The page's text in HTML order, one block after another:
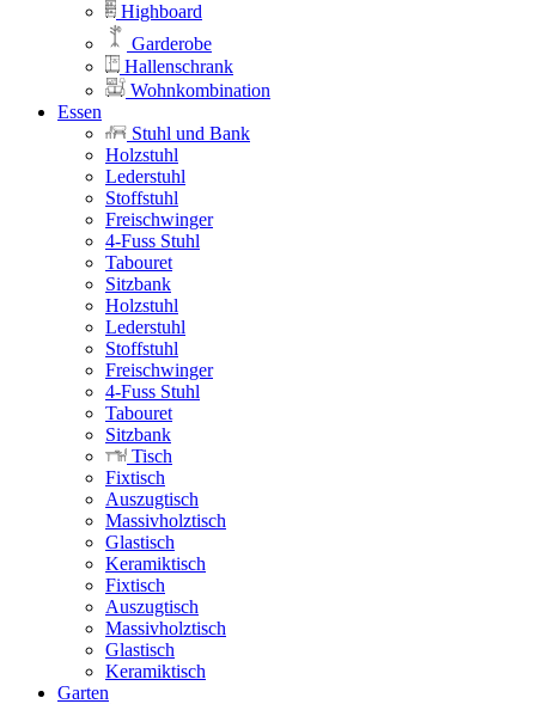
Highboard
Garderobe
Hallenschrank
Wohnkombination
Essen
Stuhl und Bank
Holzstuhl
Lederstuhl
Stoffstuhl
Freischwinger
4-Fuss Stuhl
Tabouret
Sitzbank
Holzstuhl
Lederstuhl
Stoffstuhl
Freischwinger
4-Fuss Stuhl
Tabouret
Sitzbank
Tisch
Fixtisch
Auszugtisch
Massivholztisch
Glastisch
Keramiktisch
Fixtisch
Auszugtisch
Massivholztisch
Glastisch
Keramiktisch
Garten